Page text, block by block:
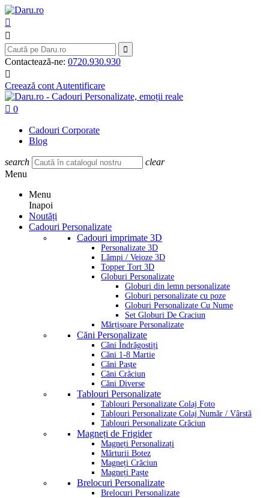



Contactează-ne: 0720.930.930

Creează cont Autentificare
 0
Cadouri Corporate
Blog
search
clear
Menu
Menu
Inapoi
Noutăți
Cadouri Personalizate
Cadouri imprimate 3D
Personalizate 3D
Lămpi / Veioze 3D
Topper Tort 3D
Globuri Personalizate
Globuri din lemn personalizate
Globuri personalizate cu poze
Globuri Personalizate Cu Nume
Set Globuri De Craciun
Mărțișoare Personalizate
Căni Personalizate
Căni Îndrăgostiți
Căni 1-8 Martie
Căni Paște
Căni Crăciun
Căni Diverse
Tablouri Personalizate
Tablouri Personalizate Colaj Foto
Tablouri Personalizate Colaj Număr / Vârstă
Tablouri Personalizate Crăciun
Magneți de Frigider
Magneți Personalizați
Mărturii Botez
Magneți Crăciun
Magneți Paște
Brelocuri Personalizate
Brelocuri Personalizate